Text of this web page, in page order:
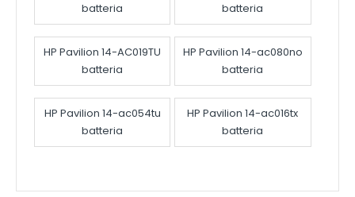
batteria
batteria
HP Pavilion 14-AC019TU
batteria
HP Pavilion 14-ac080no
batteria
HP Pavilion 14-ac054tu
batteria
HP Pavilion 14-ac016tx
batteria